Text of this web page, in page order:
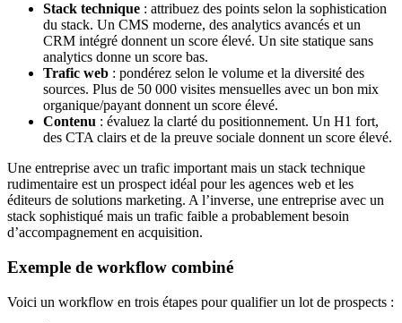
Stack technique : attribuez des points selon la sophistication
du stack. Un CMS moderne, des analytics avancés et un
CRM intégré donnent un score élevé. Un site statique sans
analytics donne un score bas.
Trafic web : pondérez selon le volume et la diversité des
sources. Plus de 50 000 visites mensuelles avec un bon mix
organique/payant donnent un score élevé.
Contenu : évaluez la clarté du positionnement. Un H1 fort,
des CTA clairs et de la preuve sociale donnent un score élevé.
Une entreprise avec un trafic important mais un stack technique
rudimentaire est un prospect idéal pour les agences web et les
éditeurs de solutions marketing. A l’inverse, une entreprise avec un
stack sophistiqué mais un trafic faible a probablement besoin
d’accompagnement en acquisition.
Exemple de workflow combiné
Voici un workflow en trois étapes pour qualifier un lot de prospects :